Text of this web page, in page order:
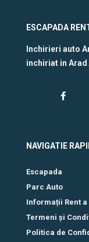
ESCAPADA
Inchirieri auto
inchiriat in Arad
NAVIGATIE
Escapada
Parc Auto
Informații Rent a
Termeni și
Politica de